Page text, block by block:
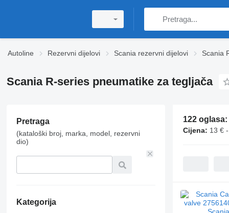
Autoline Rezervni dijelovi Scania rezervni dijelovi Scania
Scania R-series pneumatikе za tegljača
Pretraga
(kataloški broj, marka, model, rezervni
dio)
Kategorija
122 oglasa:
Cijena: 13 €